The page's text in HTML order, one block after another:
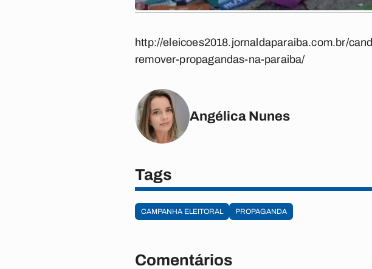
http://eleicoes2018.jornaldaparaiba.com.br/
remover-propagandas-na-paraiba/
Angélica Nunes
Tags
CAMPANHA ELEITORAL PROPAGANDA
Comentários